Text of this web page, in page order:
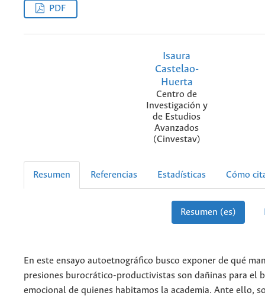
PDF
Isaura
Castelao-
Huerta
Centro de
Investigación y
de Estudios
Avanzados
(Cinvestav)
Resumen Referencias Estadísticas Cómo
Resumen (es)
En este ensayo autoetnográfico busco exponer de qué
presiones burocrático-productivistas son dañinas para el
emocional de quienes habitamos la academia. Ante ello,